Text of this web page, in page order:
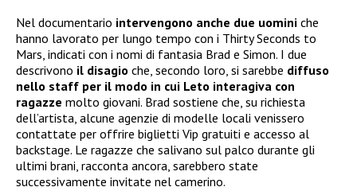
Nel documentario intervengono anche due uomini che
hanno lavorato per lungo tempo con i Thirty Seconds to
Mars, indicati con i nomi di fantasia Brad e Simon. I due
descrivono il disagio che, secondo loro, si sarebbe diffuso
nello staff per il modo in cui Leto interagiva con
ragazze molto giovani. Brad sostiene che, su richiesta
dell’artista, alcune agenzie di modelle locali venissero
contattate per offrire biglietti Vip gratuiti e accesso al
backstage. Le ragazze che salivano sul palco durante gli
ultimi brani, racconta ancora, sarebbero state
successivamente invitate nel camerino.